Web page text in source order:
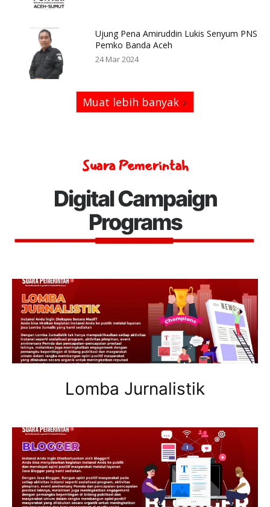
Ujung Pena Amiruddin Lukis Senyum PNS
Pemko Banda Aceh
24 Mar 2024
Muat lebih banyak
Suara Pemerintah
Digital Campaign
Programs
Lomba Jurnalistik